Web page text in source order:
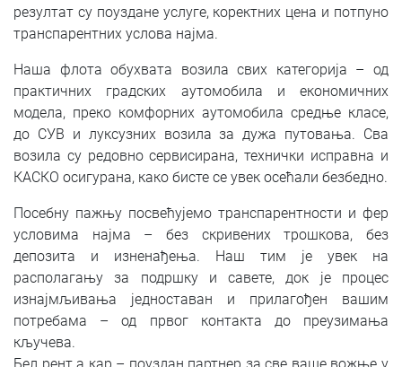
резултат су поуздане услуге, коректних цена и потпуно
транспарентних услова најма.
Наша флота обухвата возила свих категорија – од
практичних градских аутомобила и економичних
модела, преко комфорних аутомобила средње класе,
до СУВ и луксузних возила за дужа путовања. Сва
возила су редовно сервисирана, технички исправна и
КАСКО осигурана, како бисте се увек осећали безбедно.
Посебну пажњу посвећујемо транспарентности и фер
условима најма – без скривених трошкова, без
депозита и изненађења. Наш тим је увек на
располагању за подршку и савете, док је процес
изнајмљивања једноставан и прилагођен вашим
потребама – од првог контакта до преузимања
кључева.